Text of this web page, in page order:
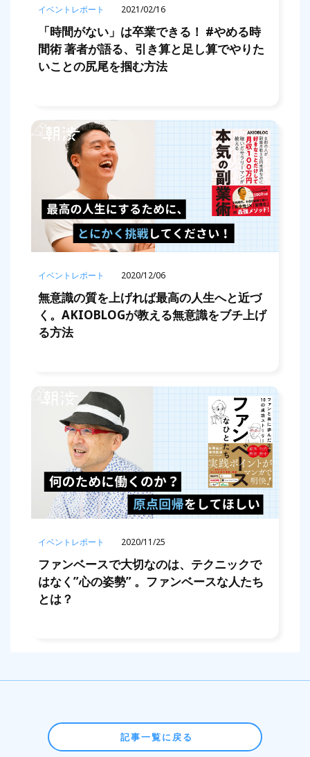
イベントレポート 2021/02/16
「時間がない」は卒業できる！ #やめる時
間術 著者が語る、引き算と足し算でやりた
いことの尻尾を掴む方法
イベントレポート 2020/12/06
無意識の質を上げれば最高の人生へと近づ
く。AKIOBLOGが教える無意識をブチ上げ
る方法
イベントレポート 2020/11/25
ファンベースで大切なのは、テクニックで
はなく”心の姿勢” 。ファンベースな人たち
とは？
記事一覧に戻る